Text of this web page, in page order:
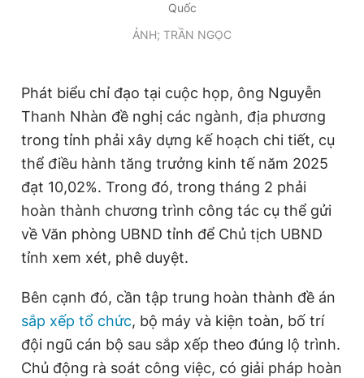
Quốc
ẢNH; TRẦN NGỌC
Phát biểu chỉ đạo tại cuộc họp, ông Nguyễn
Thanh Nhàn đề nghị các ngành, địa phương
trong tỉnh phải xây dựng kế hoạch chi tiết, cụ
thể điều hành tăng trưởng kinh tế năm 2025
đạt 10,02%. Trong đó, trong tháng 2 phải
hoàn thành chương trình công tác cụ thể gửi
về Văn phòng UBND tỉnh để Chủ tịch UBND
tỉnh xem xét, phê duyệt.
Bên cạnh đó, cần tập trung hoàn thành đề án
sắp xếp tổ chức, bộ máy và kiện toàn, bố trí
đội ngũ cán bộ sau sắp xếp theo đúng lộ trình.
Chủ động rà soát công việc, có giải pháp hoàn